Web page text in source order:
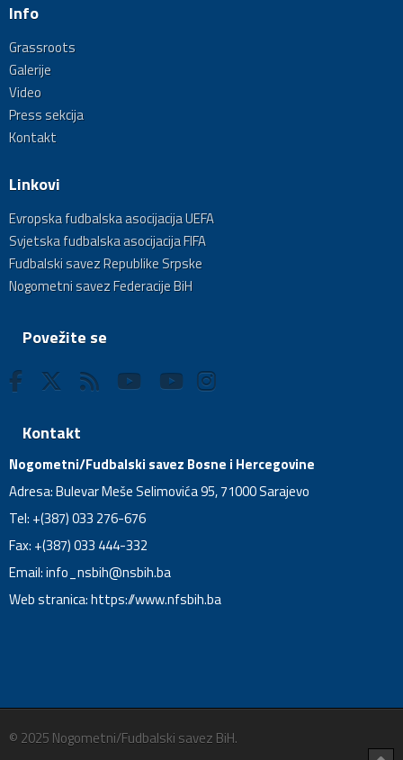
Info
Grassroots
Galerije
Video
Press sekcija
Kontakt
Linkovi
Evropska fudbalska asocijacija UEFA
Svjetska fudbalska asocijacija FIFA
Fudbalski savez Republike Srpske
Nogometni savez Federacije BiH
Povežite se
Kontakt
Nogometni/Fudbalski savez Bosne i Hercegovine
Adresa: Bulevar Meše Selimovića 95, 71000 Sarajevo
Tel: +(387) 033 276-676
Fax: +(387) 033 444-332
Email:info_nsbih@nsbih.ba
Web stranica: https://www.nfsbih.ba
© 2025 Nogometni/Fudbalski savez BiH.